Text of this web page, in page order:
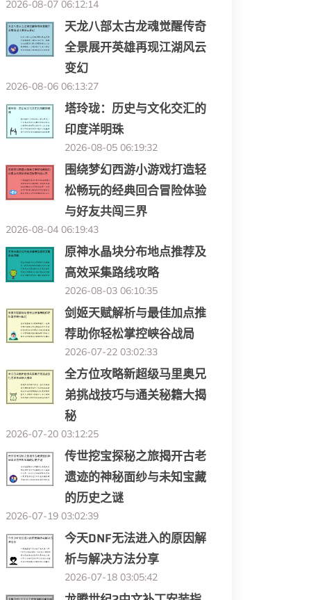
2026-08-07 06:12:14
天龙八部太古龙魂觉醒传奇
全景展开英雄再现江湖风云
变幻
2026-08-06 06:13:27
塔玲珑：历史与文化交汇的
印度洋明珠
2026-08-05 06:19:32
围绕梦幻西游小游戏打造轻
松畅玩的经典回合冒险体验
与好友共闯三界
2026-08-04 06:19:43
原神水晶块分布地点推荐及
高效采集路线攻略
2026-08-03 06:10:35
剑姬天赋解析与最佳加点推
荐助你轻松掌控峡谷战局
2026-07-22 03:02:33
全方位攻略新超级马里奥兄
弟挑战技巧与通关秘籍大揭
秘
2026-07-20 03:12:25
传世挖宝探秘之旅揭开古老
遗迹的神秘面纱与未知宝藏
的历史之谜
2026-07-19 03:02:39
今天DNF无法进入的原因解
析与解决方法分享
2026-07-18 03:05:42